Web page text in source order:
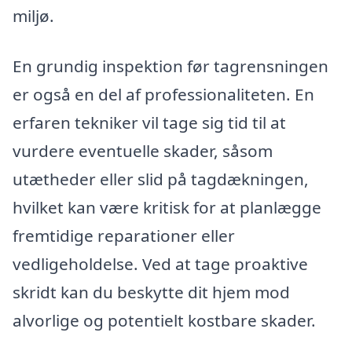
miljø.
En grundig inspektion før tagrensningen
er også en del af professionaliteten. En
erfaren tekniker vil tage sig tid til at
vurdere eventuelle skader, såsom
utætheder eller slid på tagdækningen,
hvilket kan være kritisk for at planlægge
fremtidige reparationer eller
vedligeholdelse. Ved at tage proaktive
skridt kan du beskytte dit hjem mod
alvorlige og potentielt kostbare skader.